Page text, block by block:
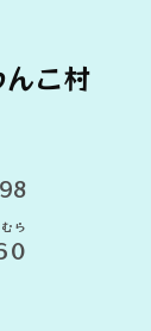
こ村
ら